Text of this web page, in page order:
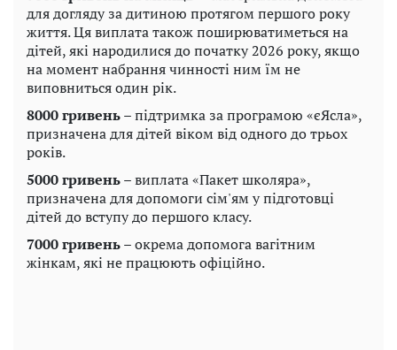
для догляду за дитиною протягом першого року
життя. Ця виплата також поширюватиметься на
дітей, які народилися до початку 2026 року, якщо
на момент набрання чинності ним їм не
виповниться один рік.
8000 гривень– підтримка за програмою «єЯсла»,
призначена для дітей віком від одного до трьох
років.
5000 гривень– виплата «Пакет школяра»,
призначена для допомоги сім'ям у підготовці
дітей до вступу до першого класу.
7000 гривень– окрема допомога вагітним
жінкам, які не працюють офіційно.